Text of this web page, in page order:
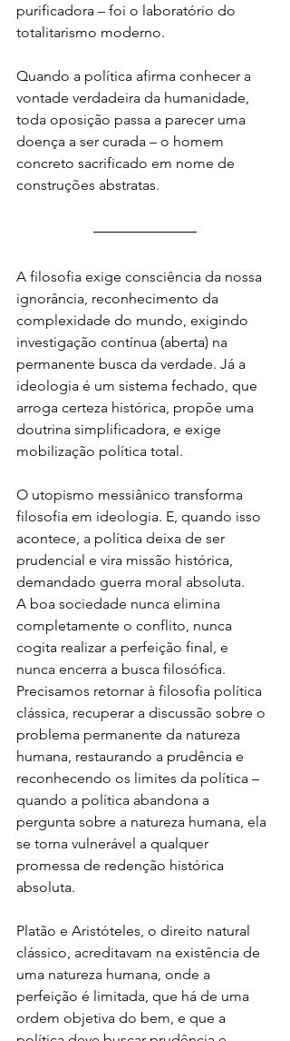
purificadora – foi o laboratório do
totalitarismo moderno.
Quando a política afirma conhecer a
vontade verdadeira da humanidade,
toda oposição passa a parecer uma
doença a ser curada – o homem
concreto sacrificado em nome de
construções abstratas.
A filosofia exige consciência da nossa
ignorância, reconhecimento da
complexidade do mundo, exigindo
investigação contínua (aberta) na
permanente busca da verdade. Já a
ideologia é um sistema fechado, que
arroga certeza histórica, propõe uma
doutrina simplificadora, e exige
mobilização política total.
O utopismo messiânico transforma
filosofia em ideologia. E, quando isso
acontece, a política deixa de ser
prudencial e vira missão histórica,
demandado guerra moral absoluta.
A boa sociedade nunca elimina
completamente o conflito, nunca
cogita realizar a perfeição final, e
nunca encerra a busca filosófica.
Precisamos retornar à filosofia política
clássica, recuperar a discussão sobre o
problema permanente da natureza
humana, restaurando a prudência e
reconhecendo os limites da política –
quando a política abandona a
pergunta sobre a natureza humana, ela
se torna vulnerável a qualquer
promessa de redenção histórica
absoluta.
Platão e Aristóteles, o direito natural
clássico, acreditavam na existência de
uma natureza humana, onde a
perfeição é limitada, que há de uma
ordem objetiva do bem, e que a